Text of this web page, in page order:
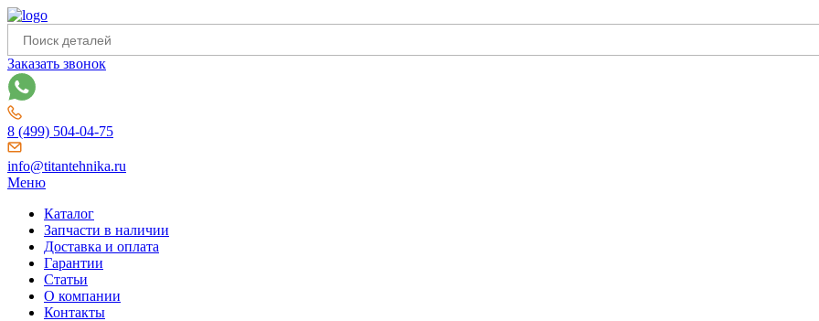
Заказать звонок
8 (499) 504-04-75
info@titantehnika.ru
Меню
Каталог
Запчасти в наличии
Доставка и оплата
Гарантии
Статьи
О компании
Контакты